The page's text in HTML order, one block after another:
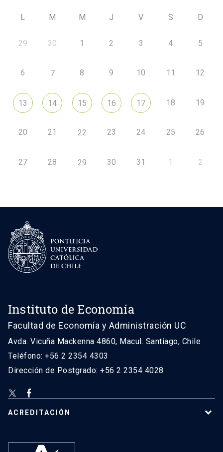
L M M J V S D
29 30 1 2 3 4 5
6 7 8 9 10 11 12
13 14 15 16 17 18 19
20 21 22 23 24 25 26
27 28 29 30 31 1 2
Instituto de Economía
Facultad de Economía y Administración UC
Avda. Vicuña Mackenna 4860, Macul. Santiago, Chile
Teléfono: +56 2 2354 4303
Dirección de Postgrado: +56 2 2354 4028
ACREDITACIÓN